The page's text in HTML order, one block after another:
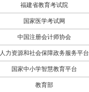
福建省教育考试院
国家医学考试网
中国注册会计师协会
人力资源和社会保障政务服务平台
国家中小学智慧教育平台
教育部